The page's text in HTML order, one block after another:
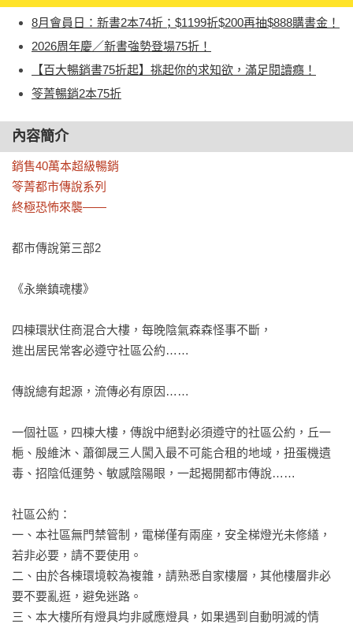
8月會員日：新書2本74折；$1199折$200再抽$888購書金！
2026周年慶／新書強勢登場75折！
【百大暢銷書75折起】挑起你的求知欲，滿足閱讀癮！
笭菁暢銷2本75折
內容簡介
銷售40萬本超級暢銷
笭菁都市傳說系列
終極恐怖來襲——
都市傳說第三部2
《永樂鎮魂樓》
四棟環狀住商混合大樓，每晚陰氣森森怪事不斷，
進出居民常客必遵守社區公約……
傳說總有起源，流傳必有原因……
一個社區，四棟大樓，傳說中絕對必須遵守的社區公約，丘一
梔、殷維沐、蕭御晟三人闖入最不可能合租的地域，扭蛋機遺
毒、招陰低運勢、敏感陰陽眼，一起揭開都市傳說……
社區公約：
一、本社區無門禁管制，電梯僅有兩座，安全梯燈光未修繕，
若非必要，請不要使用。
二、由於各棟環境較為複雜，請熟悉自家樓層，其他樓層非必
要不要亂逛，避免迷路。
三、本大樓所有燈具均非感應燈具，如果遇到自動明滅的情